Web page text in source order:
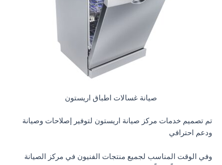
صيانة غسالات اطباق اريستون
تم تصميم خدمات مركز صيانة اريستون لتوفير إصلاحات وصيانة
ودعم احترافي
وفي الوقت المناسب لجميع منتجات الفنيون في مركز الصيانة